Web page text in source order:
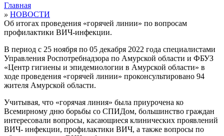
Главная
» НОВОСТИ
Об итогах проведения «горячей линии» по вопросам
профилактики ВИЧ-инфекции.
В период с 25 ноября по 05 декабря 2022 года специалистами
Управления Роспотребнадзора по Амурской области и ФБУЗ
«Центр гигиены и эпидемиологии в Амурской области» в
ходе проведения «горячей линии» проконсультировано 94
жителя Амурской области.
Учитывая, что «горячая линия» была приурочена ко
Всемирному дню борьбы со СПИДом, большинство граждан
интересовали вопросы, касающиеся клинических проявлений
ВИЧ- инфекции, профилактики ВИЧ, а также вопросы по